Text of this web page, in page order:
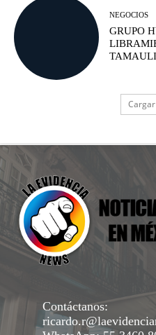
NEGOCIOS
GRUPO
Contáctanos: